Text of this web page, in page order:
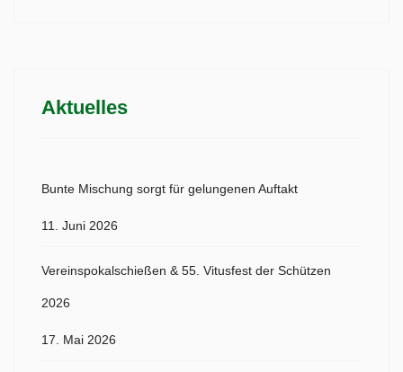
Aktuelles
Bunte Mischung sorgt für gelungenen Auftakt
11. Juni 2026
Vereinspokalschießen & 55. Vitusfest der Schützen
2026
17. Mai 2026